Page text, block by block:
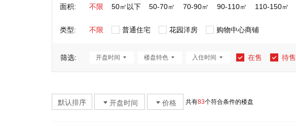
面积: 不限 50㎡以下 50-70㎡ 70-90㎡ 90-110㎡ 110-150㎡
类型: 不限 普通住宅 花园洋房 购物中心商铺
筛选: 开盘时间 楼盘特色 入住时间 在售 待售
默认排序 开盘时间 价格 共有83个符合条件的楼盘